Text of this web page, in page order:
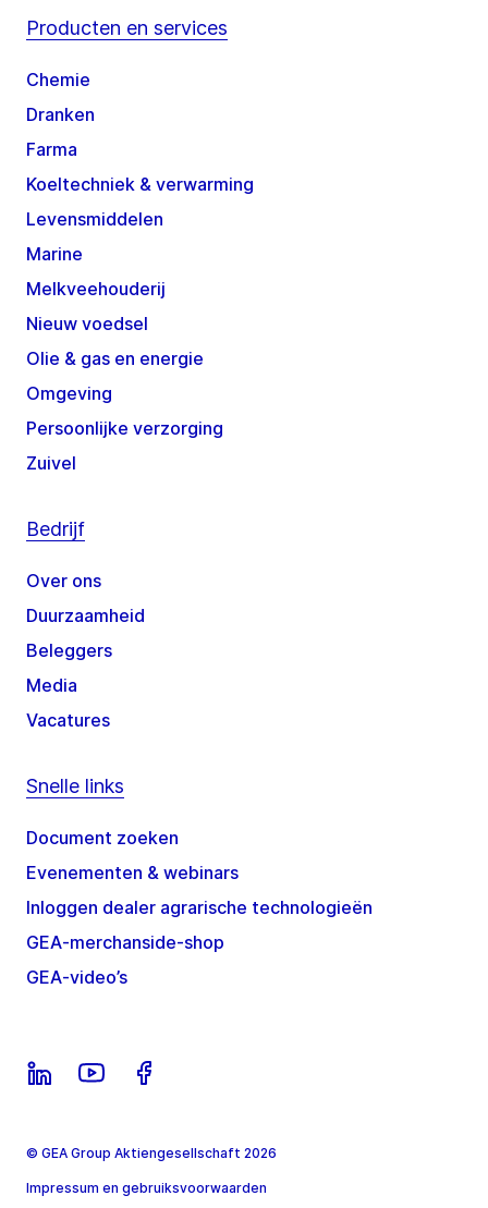
Producten en services
Chemie
Dranken
Farma
Koeltechniek & verwarming
Levensmiddelen
Marine
Melkveehouderij
Nieuw voedsel
Olie & gas en energie
Omgeving
Persoonlijke verzorging
Zuivel
Bedrijf
Over ons
Duurzaamheid
Beleggers
Media
Vacatures
Snelle links
Document zoeken
Evenementen & webinars
Inloggen dealer agrarische technologieën
GEA-merchanside-shop
GEA-video’s
© GEA Group Aktiengesellschaft 2026
Impressum en gebruiksvoorwaarden